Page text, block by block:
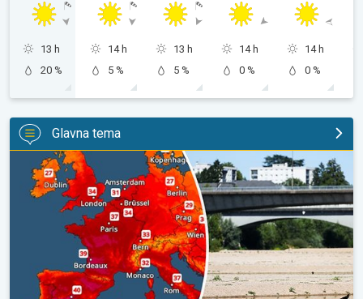
13 h
20 %
14 h
5 %
13 h
5 %
14 h
0 %
14 h
0 %
Glavna tema
Ljeto u Zapadnoj Europi na rekordnom kursu. Toplije i suše